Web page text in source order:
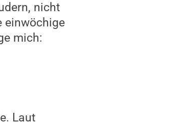
nicht
einwöchige
mich:
Laut